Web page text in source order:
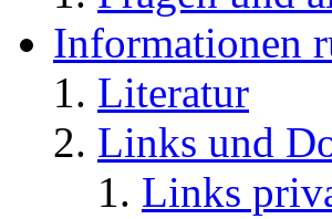
Informationen
Literatur
Links und
Links